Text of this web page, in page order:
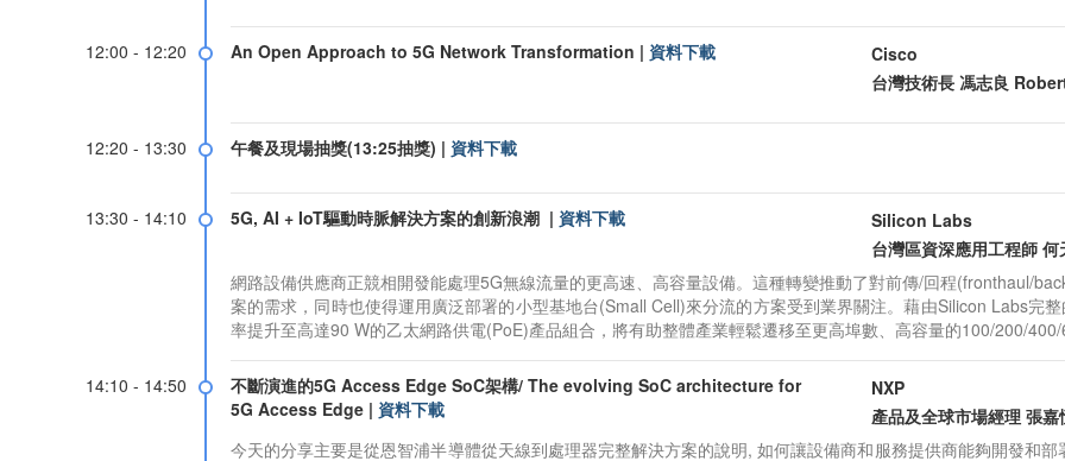
12:00 - 12:20 An Open Approach to 5G Network Transformation | 資料下載
Cisco
台灣技術長 馮志良
12:20 - 13:30 午餐及現場抽獎(13:25抽獎) | 資料下載
13:30 - 14:10 5G, AI + IoT驅動時脈解決方案的創新浪潮 | 資料下載
Silicon Labs
台灣區資深應用工程師
網路設備供應商正競相開發能處理5G無線流量的更高速、高容量設備。這種轉變推動了對前傳/回程(fronthaul/
案的需求，同時也使得運用廣泛部署的小型基地台(Small Cell)來分流的方案受到業界關注。藉由Silicon Labs完
率提升至高達90 W的乙太網路供電(PoE)產品組合，將有助整體產業輕鬆遷移至更高埠數、高容量的100/200/
14:10 - 14:50
不斷演進的5G Access Edge SoC架構/ The evolving SoC architecture for
5G Access Edge | 資料下載
NXP
產品及全球市場經理 張
今天的分享主要是從恩智浦半導體從天線到處理器完整解決方案的說明, 如何讓設備商和服務提供商能夠開發和